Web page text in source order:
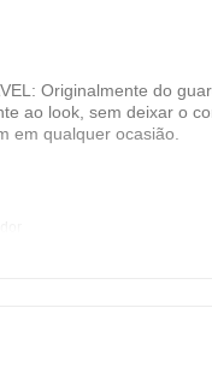
Endereço
Originalmente do
ao look, sem deixar o
em qualquer ocasião.